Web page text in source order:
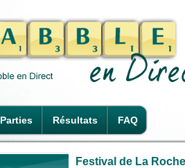
Parties Résultats FAQ
Festival de La